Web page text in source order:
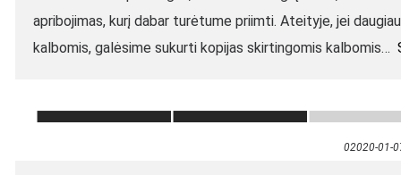
apribojimas, kurį dabar turėtume priimti. Ateityje, jei
kalbomis, galėsime sukurti kopijas skirtingomis kalbomis
02020-01-